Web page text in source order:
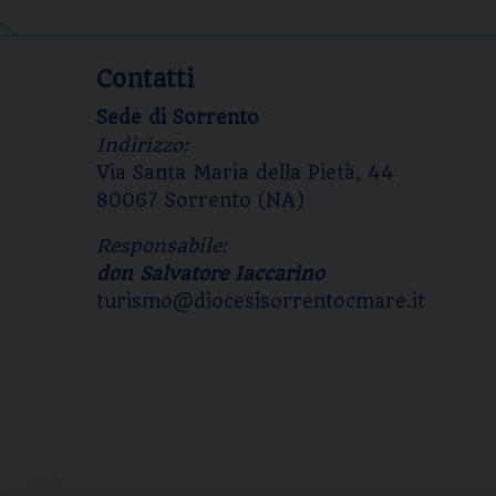
Contatti
Sede di Sorrento
Indirizzo:
Via Santa Maria della Pietà, 44
80067 Sorrento (NA)
Responsabile:
don Salvatore Iaccarino
turismo@diocesisorrentocmare.it